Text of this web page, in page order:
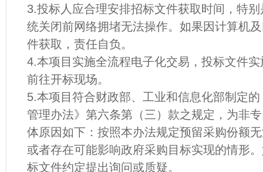
3.投标人应合理安排招标文件获取时间，特
统关闭前网络拥堵无法操作。如果因计算机
件获取，责任自负。
4.本项目实施全流程电子化交易，投标文件
前往开标现场。
5.本项目符合财政部、工业和信息化部制定
管理办法》第六条第（三）款之规定，为非
体原因如下：按照本办法规定预留采购份额
或者存在可能影响政府采购目标实现的情形
标文件约定提出询问或质疑。